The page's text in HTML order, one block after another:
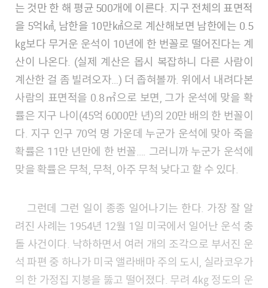
는 것만 한 해 평균 500개에 이른다. 지구 전체의 표면적
을 5억㎢, 남한을 10만㎢으로 계산해보면 남한에는 0.5
㎏보다 무거운 운석이 10년에 한 번꼴로 떨어진다는 계
산이 나온다. (실제 계산은 몹시 복잡하니 다른 사람이
계산한 걸 좀 빌려오자…) 더 좁혀볼까. 위에서 내려다본
사람의 표면적을 0.8㎡으로 보면, 그가 운석에 맞을 확
률은 지구 나이(45억 6000만 년)의 20만 배의 한 번꼴이
다. 지구 인구 70억 명 가운데 누군가 운석에 맞아 죽을
확률은 11만 년만에 한 번꼴…. 그러니까 누군가 운석에
맞을 확률은 무척, 무척, 아주 무척 낮다고 할 수 있다.
그런데 그런 일이 종종 일어나기는 한다. 가장 잘 알
려진 사례는 1954년 12월 1일 미국에서 일어난 운석 충
돌 사건이다. 낙하하면서 여러 개의 조각으로 부서진 운
석 파편 중 하나가 미국 앨라배마 주의 도시, 실라코우가
의 한 가정집 지붕을 뚫고 떨어졌다. 무려 4㎏ 정도의 운